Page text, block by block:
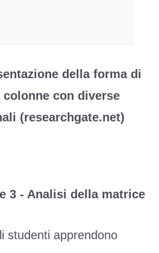
della forma di
con diverse
(researchgate.net)
3 - Analisi della matrice
studenti apprendono